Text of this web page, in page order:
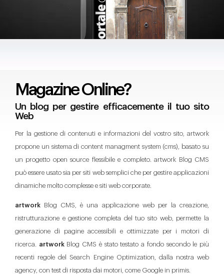
Magazine Online?
Un blog per gestire efficacemente il tuo sito
Web
Per la gestione di contenuti e informazioni del vostro sito, artwork
propone un sistema di content managment system (cms), basato su
un progetto open source flessibile e completo. artwork Blog CMS
può essere usato sia per siti web semplici che per gestire applicazioni
dinamiche molto complesse e siti web corporate.
artwork Blog CMS, è una applicazione web per la creazione,
ristrutturazione e gestione completa del tuo sito web, permette la
generazione di pagine accessibili e ottimizzate per i motori di
ricerca. artworkBlog CMS è stato testato a fondo secondo le più
recenti regole del Search Engine Optimization, dalla nostra web
agency, con test di risposta dai motori, come Google in primis.